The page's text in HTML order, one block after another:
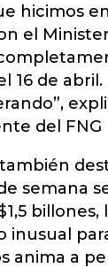
hicimos
el
16 de
del FNG
semana
inusual
anima a